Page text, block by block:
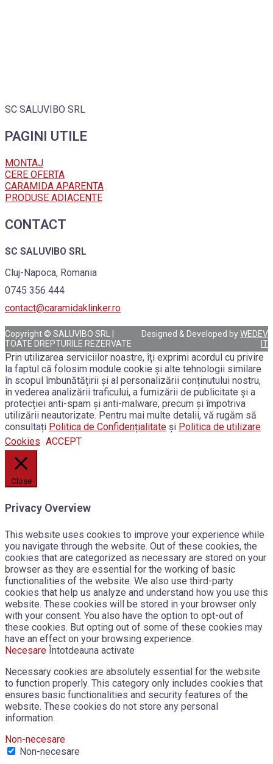
SC SALUVIBO SRL
PAGINI UTILE
MONTAJ
CERE OFERTA
CARAMIDA APARENTA
PRODUSE ADIACENTE
CONTACT
SC SALUVIBO SRL
Cluj-Napoca, Romania
0745 356 444
contact@caramidaklinker.ro
Copyright © SALUVIBO SRL |
TOATE DREPTURILE REZERVATE
Designed & Developed byWEDEV
IT
Prin utilizarea serviciilor noastre, îți exprimi acordul cu privire
la faptul că folosim module cookie și alte tehnologii similare
în scopul îmbunătățirii și al personalizării conținutului nostru,
în vederea analizării traficului, a furnizării de publicitate și a
protecției anti-spam și anti-malware, precum și împotriva
utilizării neautorizate. Pentru mai multe detalii, vă rugăm să
consultați Politica de Confidențialitate și Politica de utilizare
Cookies ACCEPT
Close
Privacy Overview
This website uses cookies to improve your experience while
you navigate through the website. Out of these cookies, the
cookies that are categorized as necessary are stored on your
browser as they are essential for the working of basic
functionalities of the website. We also use third-party
cookies that help us analyze and understand how you use this
website. These cookies will be stored in your browser only
with your consent. You also have the option to opt-out of
these cookies. But opting out of some of these cookies may
have an effect on your browsing experience.
Necesare Întotdeauna activate
Necessary cookies are absolutely essential for the website
to function properly. This category only includes cookies that
ensures basic functionalities and security features of the
website. These cookies do not store any personal
information.
Non-necesare
Non-necesare